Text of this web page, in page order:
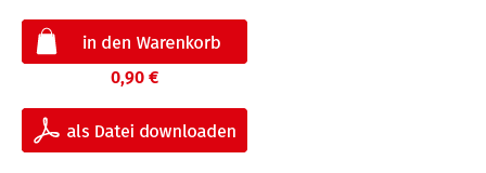
0,90 €